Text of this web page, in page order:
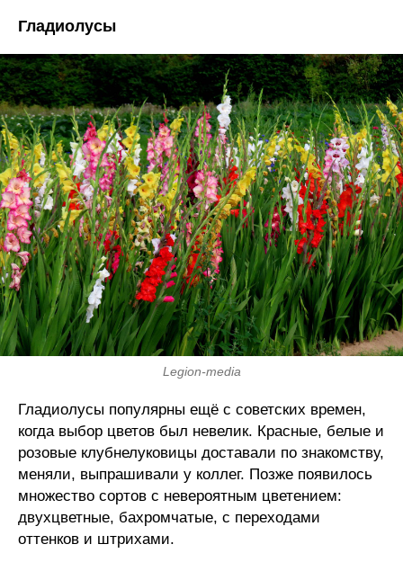
Гладиолусы
Legion-media
Гладиолусы популярны ещё с советских времен,
когда выбор цветов был невелик. Красные, белые и
розовые клубнелуковицы доставали по знакомству,
меняли, выпрашивали у коллег. Позже появилось
множество сортов с невероятным цветением:
двухцветные, бахромчатые, с переходами
оттенков и штрихами.